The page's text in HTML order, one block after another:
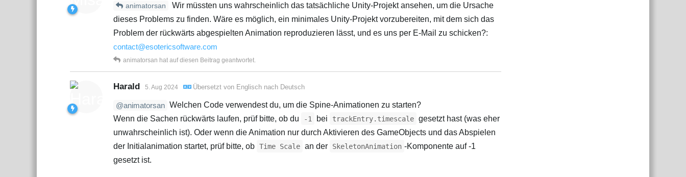
animatorsan
Wir müssten uns wahrscheinlich das tatsächliche Unity-Projekt ansehen, um die Ursache
dieses Problems zu finden. Wäre es möglich, ein minimales Unity-Projekt vorzubereiten, mit dem sich das
Problem der rückwärts abgespielten Animation reproduzieren lässt, und es uns per E-Mail zu schicken?:
contact@esotericsoftware.com
animatorsan hat auf diesen Beitrag geantwortet.
Harald 5. Aug 2024 Übersetzt von Englisch nach Deutsch
@animatorsan Welchen Code verwendest du, um die Spine-Animationen zu starten?
Wenn die Sachen rückwärts laufen, prüf bitte, ob du
-1 bei trackEntry.timescale gesetzt hast (was eher
unwahrscheinlich ist). Oder wenn die Animation nur durch Aktivieren des GameObjects und das Abspielen
der Initialanimation startet, prüf bitte, ob Time Scale an der SkeletonAnimation -Komponente auf -1
gesetzt ist.